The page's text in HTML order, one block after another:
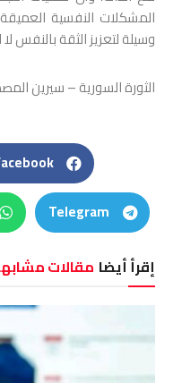
المشكلات النفسية
وسيلة لتعزيز الثقة بالنفس
الثورة السورية – سيرين
Telegram
إقرأ أيضا مقالات